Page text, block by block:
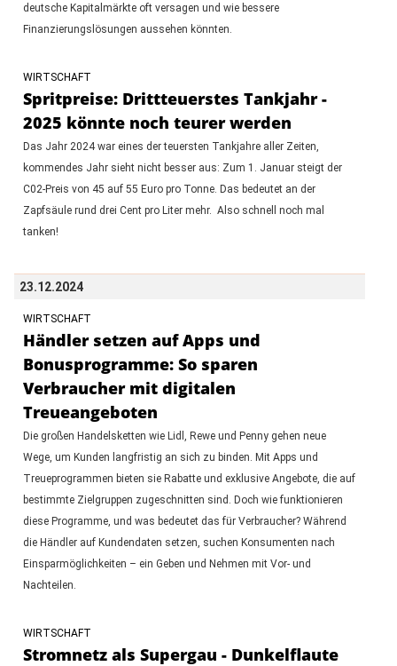
deutsche Kapitalmärkte oft versagen und wie bessere
Finanzierungslösungen aussehen könnten.
WIRTSCHAFT
Spritpreise: Drittteuerstes Tankjahr -
2025 könnte noch teurer werden
Das Jahr 2024 war eines der teuersten Tankjahre aller Zeiten,
kommendes Jahr sieht nicht besser aus: Zum 1. Januar steigt der
C02-Preis von 45 auf 55 Euro pro Tonne. Das bedeutet an der
Zapfsäule rund drei Cent pro Liter mehr. Also schnell noch mal
tanken!
23.12.2024
WIRTSCHAFT
Händler setzen auf Apps und
Bonusprogramme: So sparen
Verbraucher mit digitalen
Treueangeboten
Die großen Handelsketten wie Lidl, Rewe und Penny gehen neue
Wege, um Kunden langfristig an sich zu binden. Mit Apps und
Treueprogrammen bieten sie Rabatte und exklusive Angebote, die auf
bestimmte Zielgruppen zugeschnitten sind. Doch wie funktionieren
diese Programme, und was bedeutet das für Verbraucher? Während
die Händler auf Kundendaten setzen, suchen Konsumenten nach
Einsparmöglichkeiten – ein Geben und Nehmen mit Vor- und
Nachteilen.
WIRTSCHAFT
Stromnetz als Supergau - Dunkelflaute